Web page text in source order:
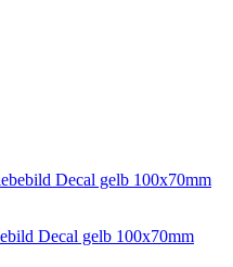
Decal gelb 100x70mm